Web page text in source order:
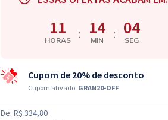
11
HORAS : 14
MIN : 03
SEG
Cupom de 20% de desconto
Cupom ativado: GRAN20-OFF
De: R$ 334,80